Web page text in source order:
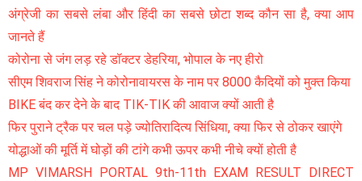
अंग्रेजी का सबसे लंबा और हिंदी का सबसे छोटा शब्द कौन सा है, क्या आप
जानते हैं
कोरोना से जंग लड़ रहे डॉक्टर डेहरिया, भोपाल के नए हीरो
सीएम शिवराज सिंह ने कोरोनावायरस के नाम पर 8000 कैदियों को मुक्त किया
BIKE बंद कर देने के बाद TIK-TIK की आवाज क्यों आती है
फिर पुराने ट्रैक पर चल पड़े ज्योतिरादित्य सिंधिया, क्या फिर से ठोकर खाएंगे
योद्धाओं की मूर्ति में घोड़ों की टांगे कभी ऊपर कभी नीचे क्यों होती है
MP VIMARSH PORTAL 9th-11th EXAM RESULT DIRECT